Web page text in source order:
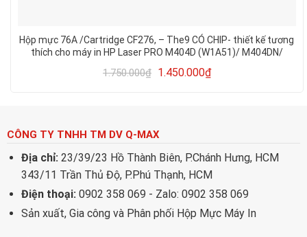
Hộp mực 76A /Cartridge CF276, – The9 CÓ CHIP- thiết kế tương
thích cho máy in HP Laser PRO M404D (W1A51)/ M404DN/
1.750.000₫ 1.450.000₫
CÔNG TY TNHH TM DV Q-MAX
Địa chỉ: 23/39/23 Hồ Thành Biên, P.Chánh Hưng, HCM
343/11 Trần Thủ Độ, P.Phú Thạnh, HCM
Điện thoại: 0902 358 069 - Zalo: 0902 358 069
Sản xuất, Gia công và Phân phối Hộp Mực Máy In